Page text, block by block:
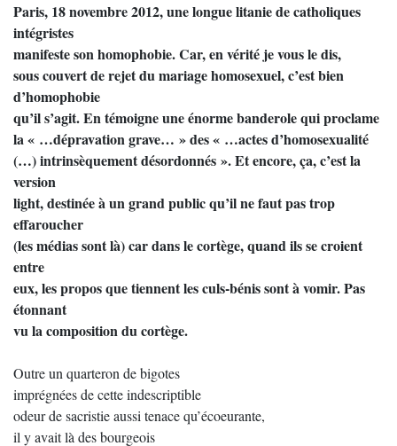
Paris, 18 novembre 2012, une longue litanie de catholiques
intégristes
manifeste son homophobie. Car, en vérité je vous le dis,
sous couvert de rejet du mariage homosexuel, c’est bien
d’homophobie
qu’il s’agit. En témoigne une énorme banderole qui proclame
la « …dépravation grave… » des « …actes d’homosexualité
(…) intrinsèquement désordonnés ». Et encore, ça, c’est la
version
light, destinée à un grand public qu’il ne faut pas trop
effaroucher
(les médias sont là) car dans le cortège, quand ils se croient
entre
eux, les propos que tiennent les culs-bénis sont à vomir. Pas
étonnant
vu la composition du cortège.
Outre un quarteron de bigotes
imprégnées de cette indescriptible
odeur de sacristie aussi tenace qu’écoeurante,
il y avait là des bourgeois